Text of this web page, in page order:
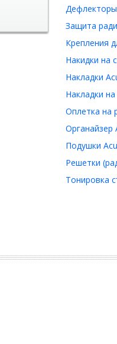
Защита
Крепления
Накидки на
Накладки
Накладки
Оплетка на
Органайзер
Подушки
Решетки
Тонировка